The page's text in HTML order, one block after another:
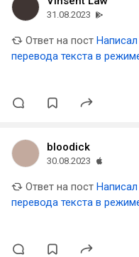
31.08.2023
Ответ на пост
перевода текста в
bloodick
30.08.2023
Ответ на пост
перевода текста в